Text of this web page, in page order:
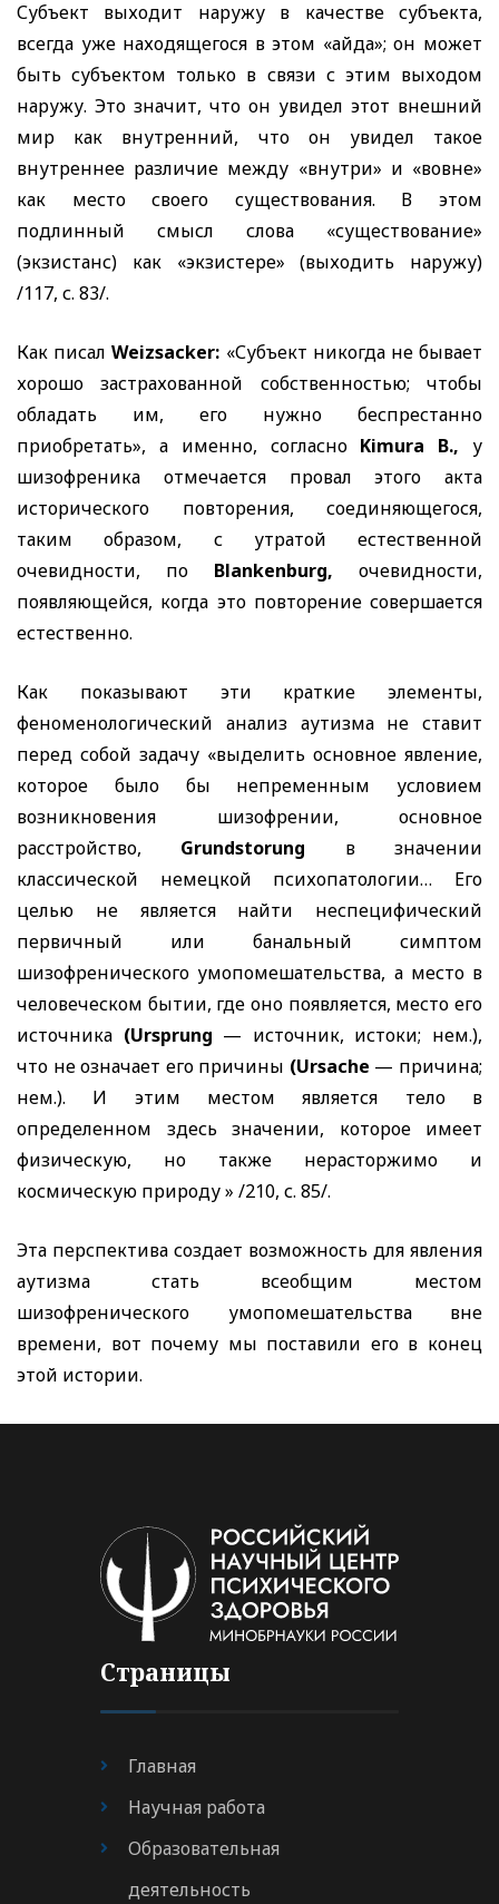
Субъект выходит наружу в качестве субъекта,
всегда уже находящегося в этом «айда»; он может
быть субъектом только в связи с этим выходом
наружу. Это значит, что он увидел этот внешний
мир как внутренний, что он увидел такое
внутреннее различие между «внутри» и «вовне»
как место своего существования. В этом
подлинный смысл слова «существование»
(экзистанс) как «экзистере» (выходить наружу)
/117, с. 83/.
Как писалWeizsacker: «Субъект никогда не бывает
хорошо застрахованной собственностью; чтобы
обладать им, его нужно беспрестанно
приобретать», а именно, согласно Kimura В., у
шизофреника отмечается провал этого акта
исторического повторения, соединяющегося,
таким образом, с утратой естественной
очевидности, по Blankenburg, очевидности,
появляющейся, когда это повторение совершается
естественно.
Как показывают эти краткие элементы,
феноменологический анализ аутизма не ставит
перед собой задачу «выделить основное явление,
которое было бы непременным условием
возникновения шизофрении, основное
расстройство, Grundstorung в значении
классической немецкой психопатологии… Его
целью не является найти неспецифический
первичный или банальный симптом
шизофренического умопомешательства, а место в
человеческом бытии, где оно появляется, место его
источника (Ursprung — источник, истоки; нем.),
что не означает его причины (Ursache — причина;
нем.). И этим местом является тело в
определенном здесь значении, которое имеет
физическую, но также нерасторжимо и
космическую природу » /210, с. 85/.
Эта перспектива создает возможность для явления
аутизма стать всеобщим местом
шизофренического умопомешательства вне
времени, вот почему мы поставили его в конец
этой истории.
Страницы
Главная
Научная работа
Образовательная
деятельность